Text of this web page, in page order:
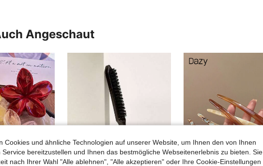
Angeschaut
Cookies und ähnliche Technologien auf unserer Website, um Ihnen den von Ihnen
bereitzustellen und Ihnen das bestmögliche Webseitenerlebnis zu bieten. Sie
nach Ihrer Wahl "Alle ablehnen", "Alle akzeptieren" oder Ihre Cookie-Einstellungen